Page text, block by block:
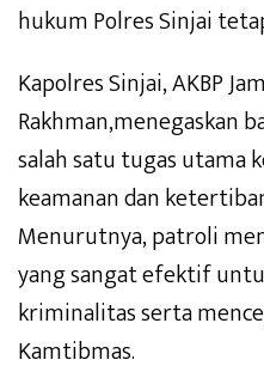
hukum Polres Sinjai
Kapolres Sinjai, AKBP
Rakhman,menegaskan
salah satu tugas utama
keamanan dan
Menurutnya, patroli
yang sangat efektif
kriminalitas serta
Kamtibmas.